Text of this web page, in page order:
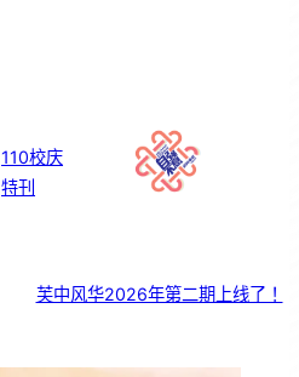
110校庆
特刊
芙中风华2026年第二期上线了！